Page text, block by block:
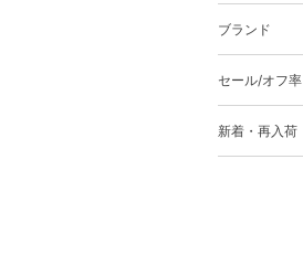
ブランド
セール/オフ率
新着・再入荷